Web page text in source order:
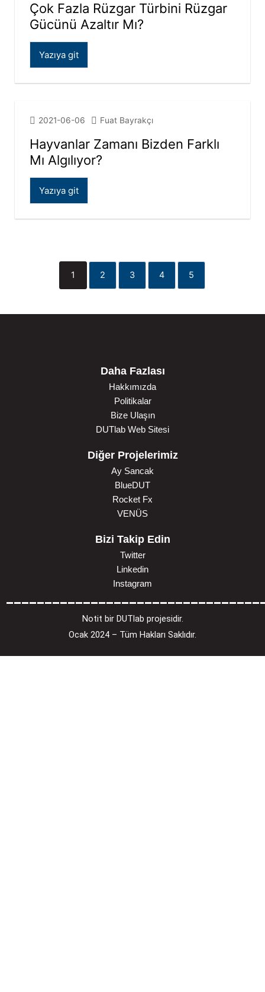
Çok Fazla Rüzgar Türbini Rüzgar
Gücünü Azaltır Mı?
Yazıya git
2021-06-06 Fuat Bayrakçı
Hayvanlar Zamanı Bizden Farklı
Mı Algılıyor?
Yazıya git
1 2 3 4 5
Daha Fazlası
Hakkımızda
Politikalar
Bize Ulaşın
DUTlab Web Sitesi
Diğer Projelerimiz
Ay Sancak
BlueDUT
Rocket Fx
VENÜS
Bizi Takip Edin
Twitter
Linkedin
Instagram
Notit bir DUTlab projesidir.
Ocak 2024 – Tüm Hakları Saklıdır.